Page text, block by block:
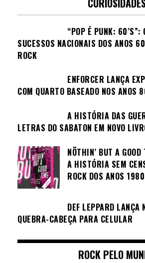
“POP É PUNK: 60’S”:
SUCESSOS NACIONAIS DOS ANOS
ROCK
ENFORCER LANÇA
COM QUARTO BASEADO NOS ANOS
A HISTÓRIA DAS
LETRAS DO SABATON EM NOVO
NÖTHIN’ BUT A
A HISTÓRIA SEM
ROCK DOS ANOS 1980
DEF LEPPARD LANÇA
QUEBRA-CABEÇA PARA CELULAR
ROCK PELO